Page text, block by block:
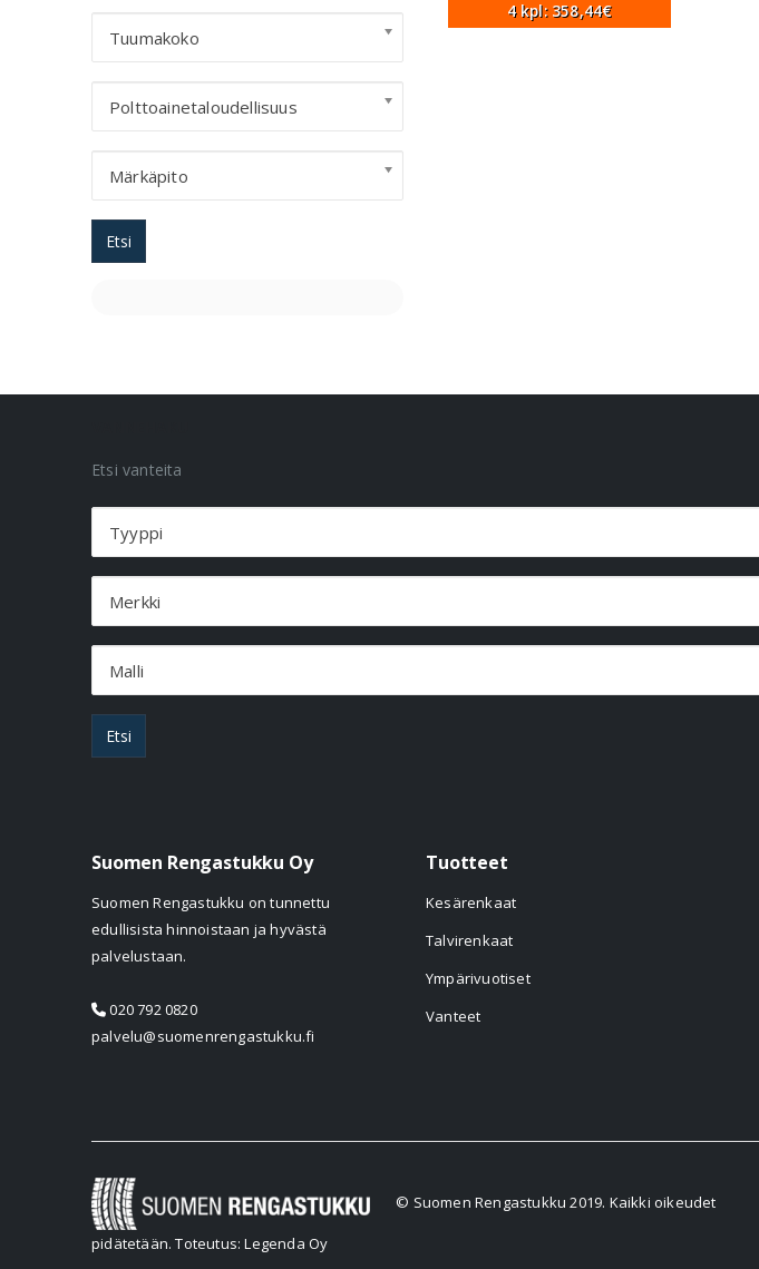
4 kpl: 358,44€
Tuumakoko
Polttoainetaloudellisuus
Märkäpito
Etsi
Etsi vanteita
Tyyppi
Merkki
Malli
Etsi
Suomen Rengastukku Oy
Suomen Rengastukku on tunnettu
edullisista hinnoistaan ja hyvästä
palvelustaan.
020 792 0820
palvelu@suomenrengastukku.fi
Tuotteet
Kesärenkaat
Talvirenkaat
Ympärivuotiset
Vanteet
© Suomen Rengastukku 2019. Kaikki oikeudet
pidätetään.Toteutus: Legenda Oy